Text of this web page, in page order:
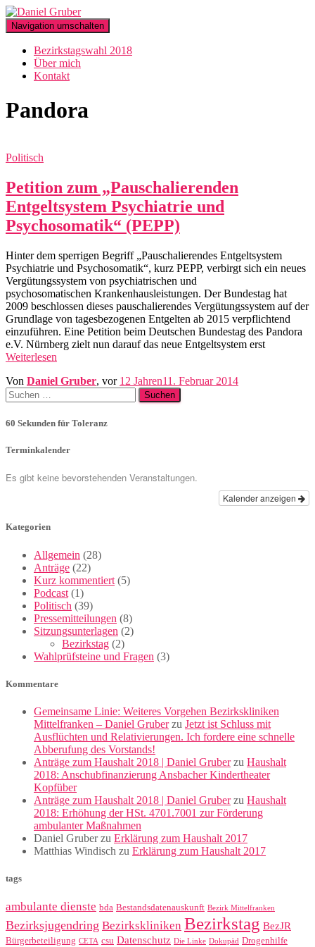
Navigation umschalten
Bezirkstagswahl 2018
Über mich
Kontakt
Pandora
Politisch
Petition zum „Pauschalierenden
Entgeltsystem Psychiatrie und
Psychosomatik“ (PEPP)
Hinter dem sperrigen Begriff „Pauschalierendes Entgeltsystem
Psychiatrie und Psychosomatik“, kurz PEPP, verbirgt sich ein neues
Vergütungssystem von psychiatrischen und
psychosomatischen Krankenhausleistungen. Der Bundestag hat
2009 beschlossen dieses pauschalierendes Vergütungssystem auf der
Grundlage von tagesbezogenen Entgelten ab 2015 verpflichtend
einzuführen. Eine Petition beim Deutschen Bundestag des Pandora
e.V. Nürnberg zielt nun darauf das neue Entgeltsystem erst
Weiterlesen
Von Daniel Gruber, vor 12 Jahren11. Februar 2014
Suchen
nach:
60 Sekunden für Toleranz
Terminkalender
Es gibt keine bevorstehenden Veranstaltungen.
Kalender anzeigen
Kategorien
Allgemein (28)
Anträge (22)
Kurz kommentiert (5)
Podcast (1)
Politisch (39)
Pressemitteilungen (8)
Sitzungsunterlagen (2)
Bezirkstag (2)
Wahlprüfsteine und Fragen (3)
Kommentare
Gemeinsame Linie: Weiteres Vorgehen Bezirkskliniken
Mittelfranken – Daniel Gruberzu Jetzt ist Schluss mit
Ausflüchten und Relativierungen. Ich fordere eine schnelle
Abberufung des Vorstands!
Anträge zum Haushalt 2018 | Daniel Gruberzu Haushalt
2018: Anschubfinanzierung Ansbacher Kindertheater
Kopfüber
Anträge zum Haushalt 2018 | Daniel Gruberzu Haushalt
2018: Erhöhung der HSt. 4701.7001 zur Förderung
ambulanter Maßnahmen
Daniel Gruberzu Erklärung zum Haushalt 2017
Matthias Windisch zu Erklärung zum Haushalt 2017
tags
ambulante dienste bda Bestandsdatenauskunft Bezirk Mittelfranken
Bezirksjugendring Bezirkskliniken Bezirkstag BezJR
Bürgerbeteiligung CETA csu Datenschutz Die Linke Dokupäd Drogenhilfe